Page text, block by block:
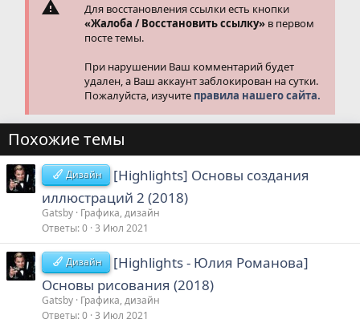
Для восстановления ссылки есть кнопки
«Жалоба / Восстановить ссылку» в первом
посте темы.
При нарушении Ваш комментарий будет
удален, а Ваш аккаунт заблокирован на сутки.
Пожалуйста, изучите правила нашего сайта.
Похожие темы
Дизайн
[Highlights] Основы создания
иллюстраций 2 (2018)
Gatsby Графика, дизайн
Ответы 0 3 Июл 2021
Дизайн
[Highlights - Юлия Романова]
Основы рисования (2018)
Gatsby Графика, дизайн
Ответы 0 3 Июл 2021